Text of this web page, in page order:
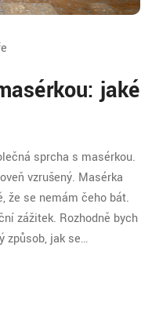
jaké
sprcha s masérkou.
vzrušený. Masérka
že se nemám čeho bát.
zážitek. Rozhodně bych
způsob, jak se